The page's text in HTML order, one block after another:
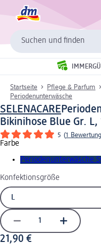
Suchen und finden
Startseite Pflege & Parfum
Periodenunterwäsche
SELENACARE
Bikinihose Blue Gr. L,
5 (1 Bewertung
Farbe
Periodenunterwäsche
Konfektionsgröße
21,90 €